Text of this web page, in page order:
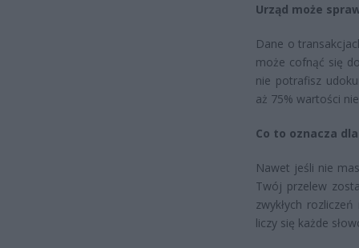
Urząd może
Dane o
może cofnąć się
nie potrafisz
aż 75% wartości
Co to oznacza
Nawet jeśli nie
Twój przelew
zwykłych
liczy się każde